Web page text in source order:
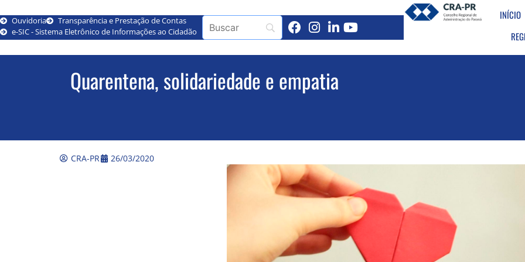
Ouvidoria
Transparência e Prestação de Contas
e-SIC - Sistema Eletrônico de Informações ao Cidadão
INÍCIO
Quarentena, solidariedade e empatia
CRA-PR 26/03/2020